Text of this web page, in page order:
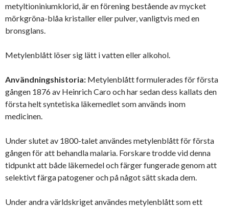
metyltioniniumklorid, är en förening bestående av mycket
mörkgröna-blåa kristaller eller pulver, vanligtvis med en
bronsglans.
Metylenblått löser sig lätt i vatten eller alkohol.
Användningshistoria: Metylenblått formulerades för första
gången 1876 av Heinrich Caro och har sedan dess kallats den
första helt syntetiska läkemedlet som används inom
medicinen.
Under slutet av 1800-talet användes metylenblått för första
gången för att behandla malaria. Forskare trodde vid denna
tidpunkt att både läkemedel och färger fungerade genom att
selektivt färga patogener och på något sätt skada dem.
Under andra världskriget användes metylenblått som ett